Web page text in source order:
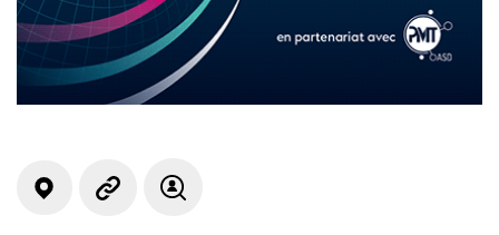
LocalisationSite web